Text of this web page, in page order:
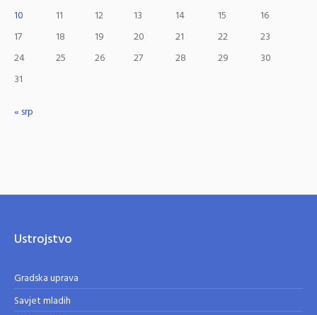
10
11 12 13 14 15
16
17
18 19 20 21 22
23
24
25 26 27 28 29
30
31
« srp
Ustrojstvo
Gradska uprava
Savjet mladih